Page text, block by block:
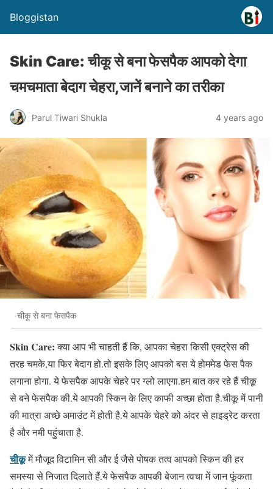
Bloggistan
Skin Care: चीकू से बना फेसपैक आपको देगा
चमचमाता बेदाग चेहरा,जानें बनाने का तरीका
Parul Tiwari Shukla 4 years ago
चीकू से बना फेसपैक
Skin Care:क्या आप भी चाहती हैं कि, आपका चेहरा किसी एक्ट्रेस की
तरह चमके,या फिर बेदाग हो.तो इसके लिए आपको बस ये होममेड फेस पैक
लगाना होगा. ये फेसपैक आपके चेहरे पर ग्लो लाएगा.हम बात कर रहे हैं चीकू
से बने फेसपैक की.ये आपकी स्किन के लिए काफी अच्छा होता है.चीकू में पानी
की मात्रा अच्छे अमाउंट में होती है.ये आपके चेहरे को अंदर से हाइड्रेट करता
है और नमी पहुंचाता है.
चीकूमें मौजूद विटामिन सी और ई जैसे पोषक तत्व आपको स्किन की हर
समस्या से निजात दिलाते हैं.ये फेसपैक आपकी बेजान त्वचा में जान फूंकता